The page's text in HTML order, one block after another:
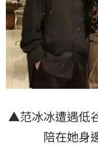
▲范冰冰遭遇低
陪在她身